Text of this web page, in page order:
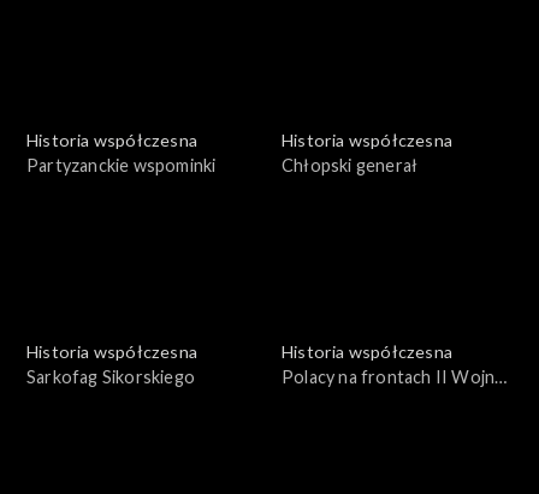
Historia współczesna
Partyzanckie wspominki
Historia współczesna
Chłopski generał
Historia współczesna
Sarkofag Sikorskiego
Historia współczesna
Polacy na frontach II Wojny